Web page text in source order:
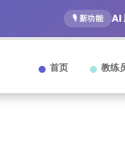
🎙️ 新功能 AI
首页 教练